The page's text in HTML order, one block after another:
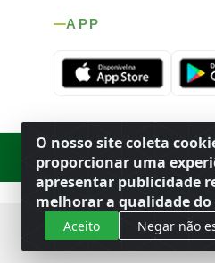
O nosso site coleta
proporcionar uma
apresentar publicidade
melhorar a qualidade do
Aceito Negar não
APP
Rod. SP-215, s/n, km 98 — Área